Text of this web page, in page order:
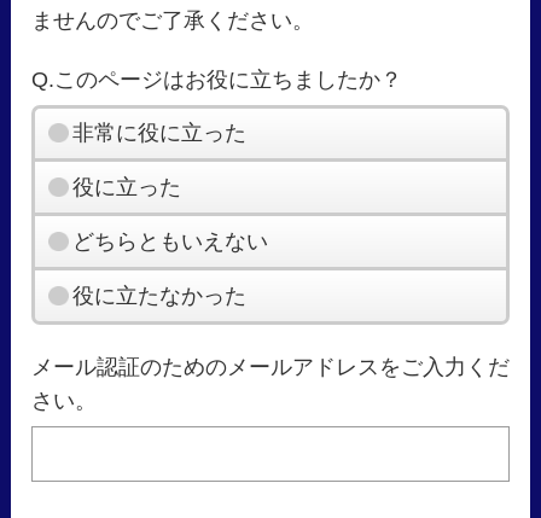
ませんのでご了承ください。
Q.このページはお役に立ちましたか？
非常に役に立った
役に立った
どちらともいえない
役に立たなかった
メール認証のためのメールアドレスをご入力くだ
さい。